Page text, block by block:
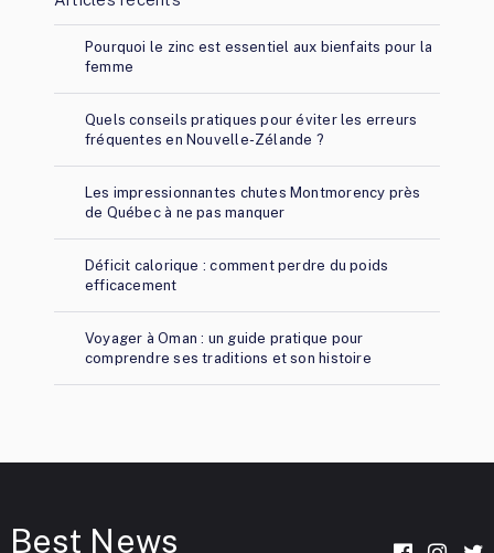
Pourquoi le zinc est essentiel aux bienfaits pour la
femme
Quels conseils pratiques pour éviter les erreurs
fréquentes en Nouvelle-Zélande ?
Les impressionnantes chutes Montmorency près
de Québec à ne pas manquer
Déficit calorique : comment perdre du poids
efficacement
Voyager à Oman : un guide pratique pour
comprendre ses traditions et son histoire
Best News